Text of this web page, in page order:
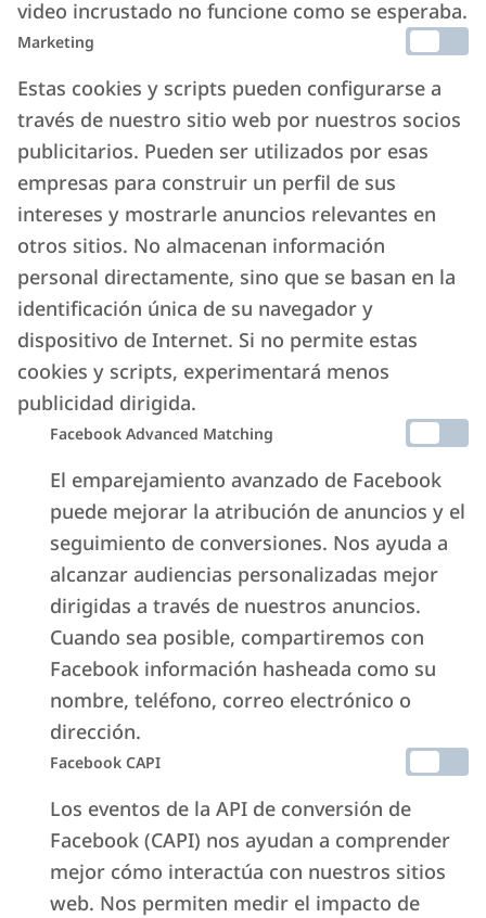
video incrustado no funcione como se esperaba.
Marketing
Estas cookies y scripts pueden configurarse a
través de nuestro sitio web por nuestros socios
publicitarios. Pueden ser utilizados por esas
empresas para construir un perfil de sus
intereses y mostrarle anuncios relevantes en
otros sitios. No almacenan información
personal directamente, sino que se basan en la
identificación única de su navegador y
dispositivo de Internet. Si no permite estas
cookies y scripts, experimentará menos
publicidad dirigida.
Facebook Advanced Matching
El emparejamiento avanzado de Facebook
puede mejorar la atribución de anuncios y el
seguimiento de conversiones. Nos ayuda a
alcanzar audiencias personalizadas mejor
dirigidas a través de nuestros anuncios.
Cuando sea posible, compartiremos con
Facebook información hasheada como su
nombre, teléfono, correo electrónico o
dirección.
Facebook CAPI
Los eventos de la API de conversión de
Facebook (CAPI) nos ayudan a comprender
mejor cómo interactúa con nuestros sitios
web. Nos permiten medir el impacto de